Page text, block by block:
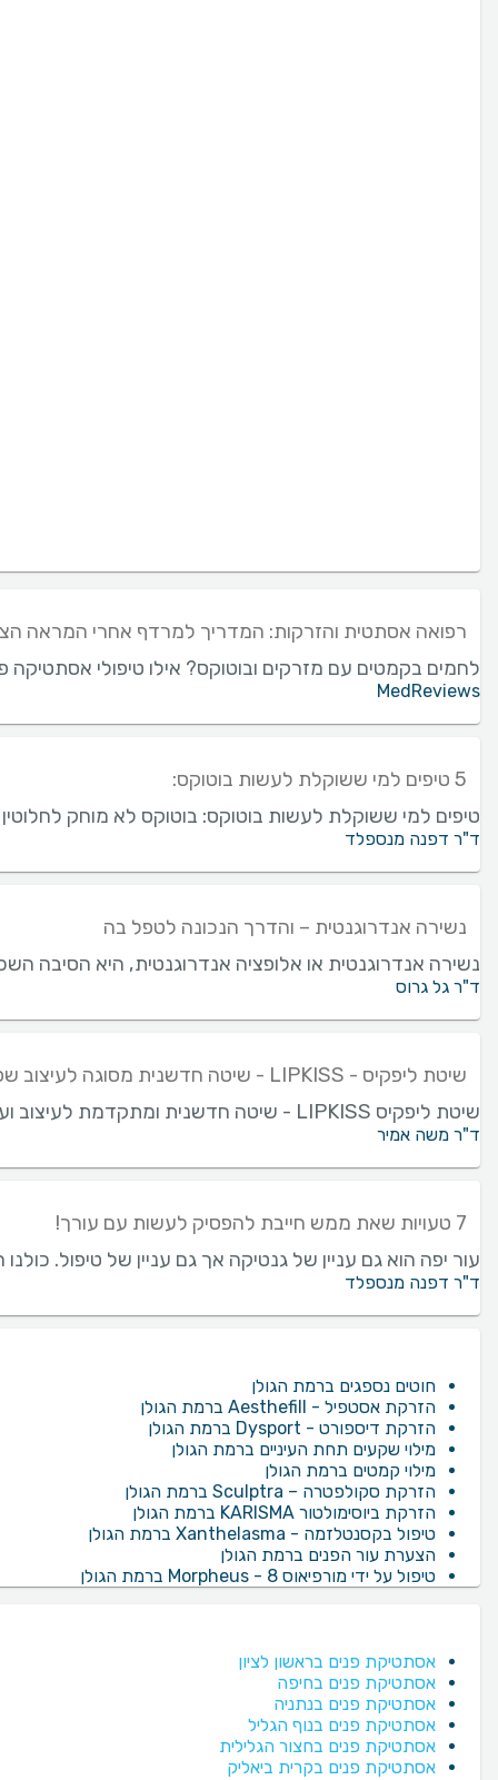
רפואה אסתטית והזרקות: המדריך למרדף אחרי המראה
לחמים בקמטים עם מזרקים ובוטוקס? אילו טיפולי אסתטיקה
MedReviews
5 טיפים למי ששוקלת לעשות בוטוקס:
טיפים למי ששוקלת לעשות בוטוקס: בוטוקס לא מוחק
ד"ר דפנה מנספלד
נשירה אנדרוגנטית – והדרך הנכונה לטפל בה
נשירה אנדרוגנטית או אלופציה אנדרוגנטית, היא הסיבה
ד"ר גל גרוס
שיטת ליפקיס - LIPKISS - שיטה חדשנית מסוגה לעיצוב שפתיים
שיטת ליפקיס LIPKISS - שיטה חדשנית ומתקדמת לעיצוב ועיבוי השפתיים. ברוב המקרים: ללא סימני הזרקה, ללא שטפי דם, ללא גושים ותוך 15 דקות.
ד"ר משה אמיר
7 טעויות שאת ממש חייבת להפסיק לעשות עם עורך!
עור יפה הוא גם עניין של גנטיקה אך גם עניין של טיפול.
ד"ר דפנה מנספלד
חוטים נספגים ברמת הגולן
הזרקת אסטפיל - Aesthefill ברמת הגולן
הזרקת דיספורט - Dysport ברמת הגולן
מילוי שקעים תחת העיניים ברמת הגולן
מילוי קמטים ברמת הגולן
הזרקת סקולפטרה – Sculptra ברמת הגולן
הזרקת ביוסימולטור KARISMA ברמת הגולן
טיפול בקסנטלזמה - Xanthelasma ברמת הגולן
הצערת עור הפנים ברמת הגולן
טיפול על ידי מורפיאוס 8 - Morpheus ברמת הגולן
אסתטיקת פנים בראשון לציון
אסתטיקת פנים בחיפה
אסתטיקת פנים בנתניה
אסתטיקת פנים בנוף הגליל
אסתטיקת פנים בחצור הגלילית
אסתטיקת פנים בקרית ביאליק